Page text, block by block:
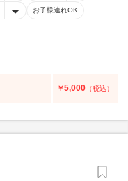
お子様連れOK
￥5,000 （税込）